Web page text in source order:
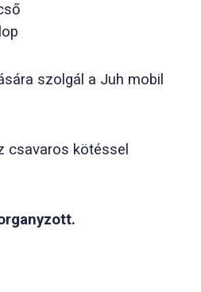
szolgál a Juh mobil
csavaros kötéssel